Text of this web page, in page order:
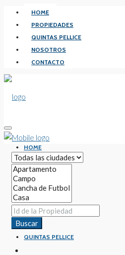
HOME
PROPIEDADES
QUINTAS PELLICE
NOSOTROS
CONTACTO
HOME
PROPIEDADES
QUINTAS PELLICE
Buscar